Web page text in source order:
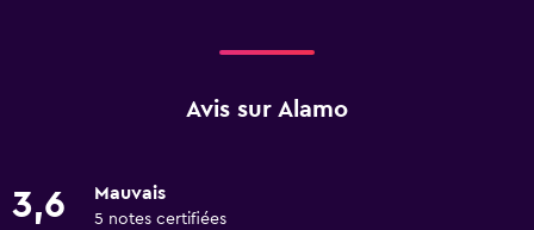
Avis sur Alamo
3,6 Mauvais
5 notes certifiées